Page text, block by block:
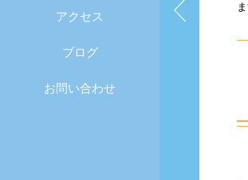
アクセス
ブログ
お問い合わせ